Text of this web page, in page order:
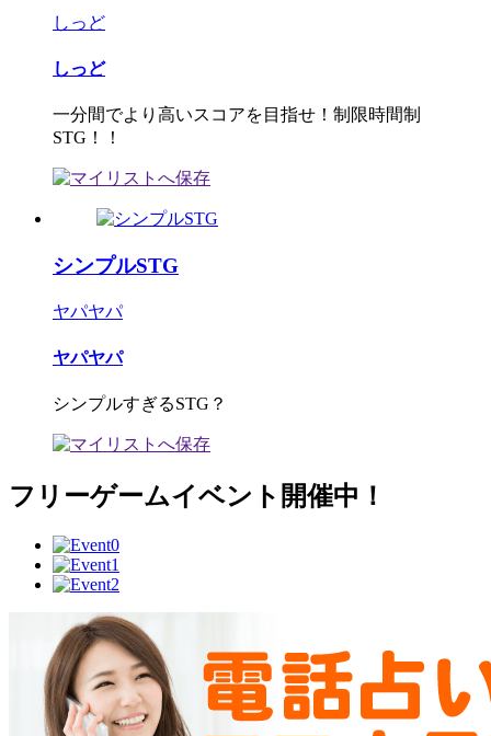
しっど
しっど
一分間でより高いスコアを目指せ！制限時間制
STG！！
シンプルSTG
ヤパヤパ
ヤパヤパ
シンプルすぎるSTG？
フリーゲームイベント開催中！